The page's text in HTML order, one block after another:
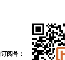
阅号：